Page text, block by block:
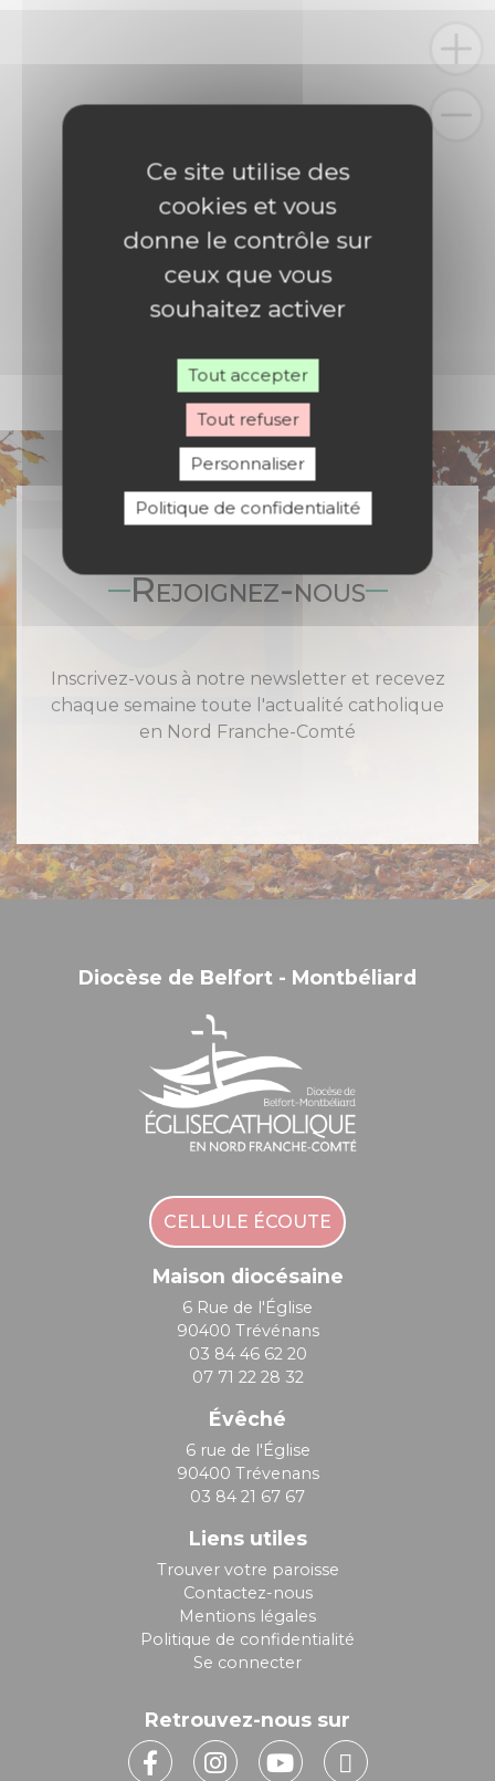
Rejoignez-nous
Inscrivez-vous à notre newsletter et recevez
chaque semaine toute l'actualité catholique
en Nord Franche-Comté
Diocèse de Belfort - Montbéliard
CELLULE ÉCOUTE
Maison diocésaine
6 Rue de l'Église
90400 Trévénans
03 84 46 62 20
07 71 22 28 32
Évêché
6 rue de l'Église
90400 Trévenans
03 84 21 67 67
Liens utiles
Trouver votre paroisse
Contactez-nous
Mentions légales
Politique de confidentialité
Se connecter
Retrouvez-nous sur
Ce site utilise des
cookies et vous
donne le contrôle sur
ceux que vous
souhaitez activer
Tout accepter
Tout refuser
Personnaliser
Politique de confidentialité